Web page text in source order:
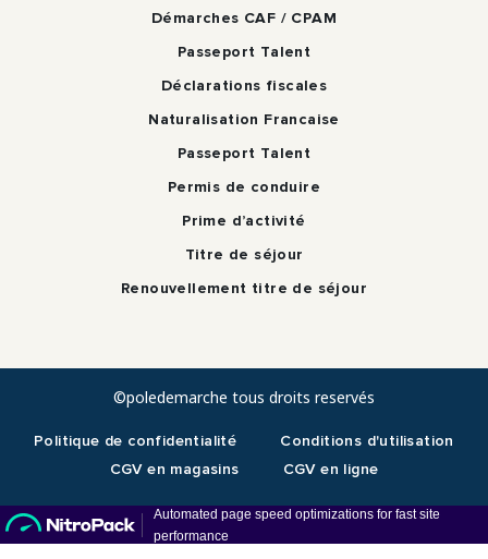
Démarches CAF / CPAM
Passeport Talent
Déclarations fiscales
Naturalisation Francaise
Passeport Talent
Permis de conduire
Prime d’activité
Titre de séjour
Renouvellement titre de séjour
©poledemarche tous droits reservés
Politique de confidentialité
Conditions d'utilisation
CGV en magasins
CGV en ligne